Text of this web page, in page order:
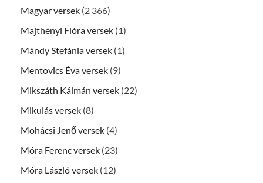
Magyar versek (2 366)
Majthényi Flóra versek (1)
Mándy Stefánia versek (1)
Mentovics Éva versek (9)
Mikszáth Kálmán versek (22)
Mikulás versek (8)
Mohácsi Jenő versek (4)
Móra Ferenc versek (23)
Móra László versek (12)